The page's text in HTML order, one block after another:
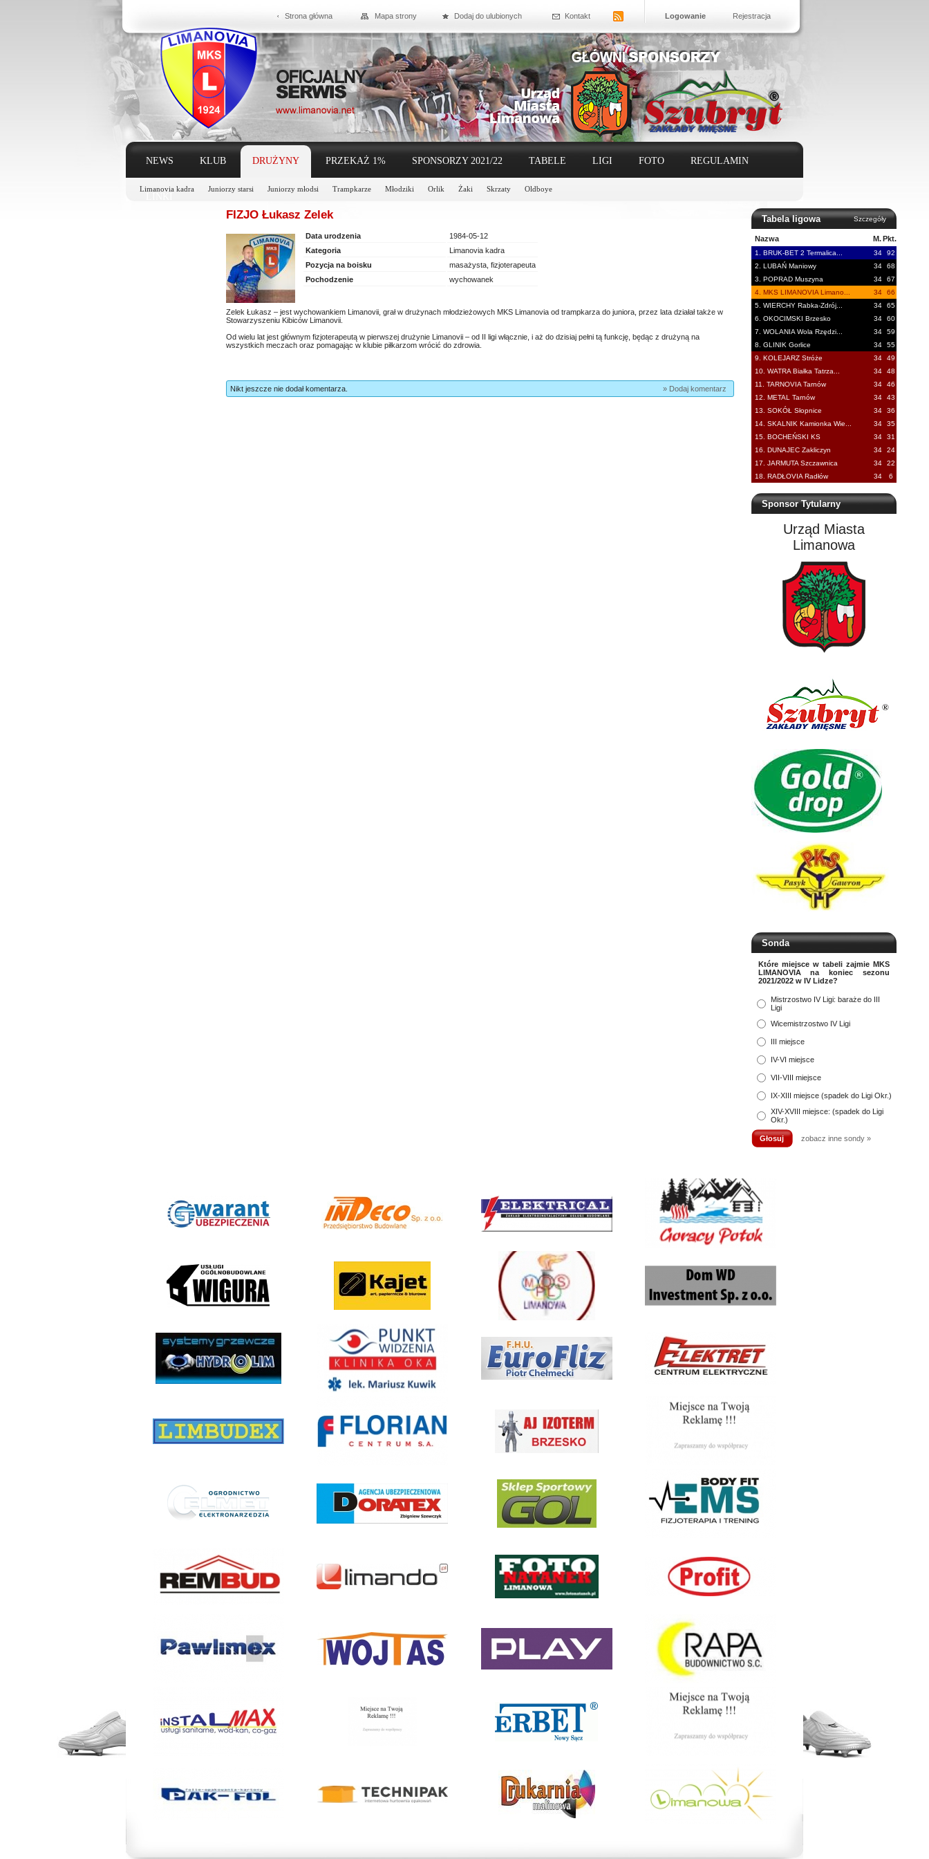
Strona główna Mapa strony Dodaj do ulubionych Kontakt Logowanie Rejestracja
NEWS KLUB DRUŻYNY
Limanovia kadra Juniorzy starsi Juniorzy młodsi Trampkarze Młodziki Orlik Żaki Skrzaty Oldboye
PRZEKAŻ 1% SPONSORZY 2021/22 TABELE LIGI FOTO REGULAMIN
Tabela ligowa Szczegóły
Nazwa M. Pkt.
1. BRUK-BET 2 Termalica... 34
92
2. LUBAŃ Maniowy
34
68
3. POPRAD Muszyna
34
67
4. MKS LIMANOVIA Limano...
34
66
5. WIERCHY Rabka-Zdrój...
34
65
6. OKOCIMSKI Brzesko
34
60
7. WOLANIA Wola Rzędzi...
34
59
8. GLINIK Gorlice
34
55
9. KOLEJARZ Stróże
34
49
10. WATRA Białka Tatrza...
34
48
11. TARNOVIA Tarnów
34
46
12. METAL Tarnów
34
43
13. SOKÓŁ Słopnice
34
36
14. SKALNIK Kamionka Wie...
34
35
15. BOCHEŃSKI KS
34
31
16. DUNAJEC Zakliczyn
34
24
17. JARMUTA Szczawnica
34
22
18. RADŁOVIA Radłów
34 6
Sponsor Tytularny
Urząd Miasta
Limanowa
Sonda
Które miejsce w tabeli zajmie MKS
LIMANOVIA na koniec sezonu
2021/2022 w IV Lidze?
Mistrzostwo IV Ligi: baraże do III
Ligi
Wicemistrzostwo IV Ligi
III miejsce
IV-VI miejsce
VII-VIII miejsce
IX-XIII miejsce (spadek do Ligi Okr.)
XIV-XVIII miejsce: (spadek do Ligi
Okr.)
zobacz inne sondy »
FIZJO Łukasz Zelek
Data urodzenia
1984-05-12
Kategoria
Limanovia kadra
Pozycja na boisku
masażysta, fizjoterapeuta
Pochodzenie
wychowanek
Zelek Łukasz – jest wychowankiem Limanovii, grał w drużynach młodzieżowych MKS Limanovia od trampkarza do juniora, przez lata działał także w
Stowarzyszeniu Kibiców Limanovii.
Od wielu lat jest głównym fizjoterapeutą w pierwszej drużynie Limanovii – od II ligi włącznie, i aż do dzisiaj pełni tą funkcję, będąc z drużyną na
wszystkich meczach oraz pomagając w klubie piłkarzom wrócić do zdrowia.
Nikt jeszcze nie dodał komentarza. » Dodaj komentarz